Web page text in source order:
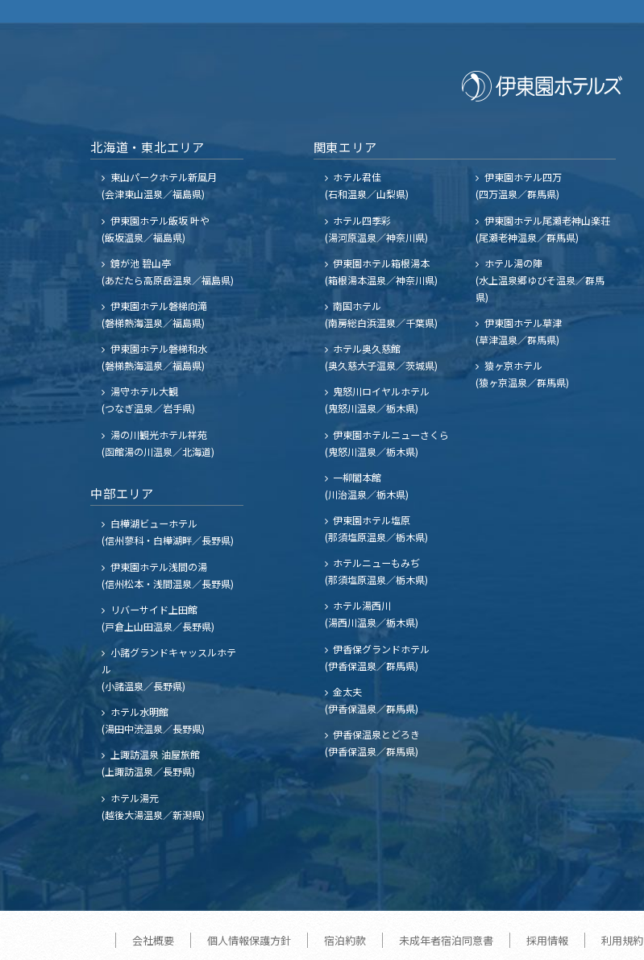
北海道・東北エリア
東山パークホテル新風月
(会津東山温泉／福島県)
伊東園ホテル飯坂 叶や
(飯坂温泉／福島県)
鏡が池 碧山亭
(あだたら高原岳温泉／福島県)
伊東園ホテル磐梯向滝
(磐梯熱海温泉／福島県)
伊東園ホテル磐梯和水
(磐梯熱海温泉／福島県)
湯守ホテル大観
(つなぎ温泉／岩手県)
湯の川観光ホテル祥苑
(函館湯の川温泉／北海道)
中部エリア
白樺湖ビューホテル
(信州蓼科・白樺湖畔／長野県)
伊東園ホテル浅間の湯
(信州松本・浅間温泉／長野県)
リバーサイド上田館
(戸倉上山田温泉／長野県)
小諸グランドキャッスルホテ
ル
(小諸温泉／長野県)
ホテル水明館
(湯田中渋温泉／長野県)
上諏訪温泉 油屋旅館
(上諏訪温泉／長野県)
ホテル湯元
(越後大湯温泉／新潟県)
関東エリア
ホテル君佳
(石和温泉／山梨県)
ホテル四季彩
(湯河原温泉／神奈川県)
伊東園ホテル箱根湯本
(箱根湯本温泉／神奈川県)
南国ホテル
(南房総白浜温泉／千葉県)
ホテル奥久慈館
(奥久慈大子温泉／茨城県)
鬼怒川ロイヤルホテル
(鬼怒川温泉／栃木県)
伊東園ホテルニューさくら
(鬼怒川温泉／栃木県)
一柳閣本館
(川治温泉／栃木県)
伊東園ホテル塩原
(那須塩原温泉／栃木県)
ホテルニューもみぢ
(那須塩原温泉／栃木県)
ホテル湯西川
(湯西川温泉／栃木県)
伊香保グランドホテル
(伊香保温泉／群馬県)
金太夫
(伊香保温泉／群馬県)
伊香保温泉とどろき
(伊香保温泉／群馬県)
伊東園ホテル四万
(四万温泉／群馬県)
伊東園ホテル尾瀬老神山楽荘
(尾瀬老神温泉／群馬県)
ホテル湯の陣
(水上温泉郷ゆびそ温泉／群馬
県)
伊東園ホテル草津
(草津温泉／群馬県)
猿ヶ京ホテル
(猿ヶ京温泉／群馬県)
会社概要 個人情報保護方針 宿泊約款 未成年者宿泊同意書 採用情報 利用規約